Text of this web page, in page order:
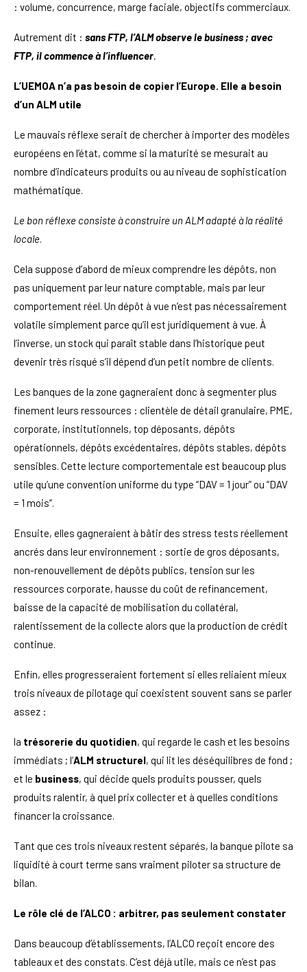
: volume, concurrence, marge faciale, objectifs commerciaux.
Autrement dit : sans FTP, l’ALM observe le business ; avec
FTP, il commence à l’influencer.
L’UEMOA n’a pas besoin de copier l’Europe. Elle a besoin
d’un ALM utile
Le mauvais réflexe serait de chercher à importer des modèles
européens en l’état, comme si la maturité se mesurait au
nombre d’indicateurs produits ou au niveau de sophistication
mathématique.
Le bon réflexe consiste à construire un ALM adapté à la réalité
locale.
Cela suppose d’abord de mieux comprendre les dépôts, non
pas uniquement par leur nature comptable, mais par leur
comportement réel. Un dépôt à vue n’est pas nécessairement
volatile simplement parce qu’il est juridiquement à vue. À
l’inverse, un stock qui paraît stable dans l’historique peut
devenir très risqué s’il dépend d’un petit nombre de clients.
Les banques de la zone gagneraient donc à segmenter plus
finement leurs ressources : clientèle de détail granulaire, PME,
corporate, institutionnels, top déposants, dépôts
opérationnels, dépôts excédentaires, dépôts stables, dépôts
sensibles. Cette lecture comportementale est beaucoup plus
utile qu’une convention uniforme du type “DAV = 1 jour” ou “DAV
= 1 mois”.
Ensuite, elles gagneraient à bâtir des stress tests réellement
ancrés dans leur environnement : sortie de gros déposants,
non-renouvellement de dépôts publics, tension sur les
ressources corporate, hausse du coût de refinancement,
baisse de la capacité de mobilisation du collatéral,
ralentissement de la collecte alors que la production de crédit
continue.
Enfin, elles progresseraient fortement si elles reliaient mieux
trois niveaux de pilotage qui coexistent souvent sans se parler
assez :
la trésorerie du quotidien, qui regarde le cash et les besoins
immédiats ; l’ALM structurel, qui lit les déséquilibres de fond ;
et le business, qui décide quels produits pousser, quels
produits ralentir, à quel prix collecter et à quelles conditions
financer la croissance.
Tant que ces trois niveaux restent séparés, la banque pilote sa
liquidité à court terme sans vraiment piloter sa structure de
bilan.
Le rôle clé de l’ALCO : arbitrer, pas seulement constater
Dans beaucoup d’établissements, l’ALCO reçoit encore des
tableaux et des constats. C’est déjà utile, mais ce n’est pas